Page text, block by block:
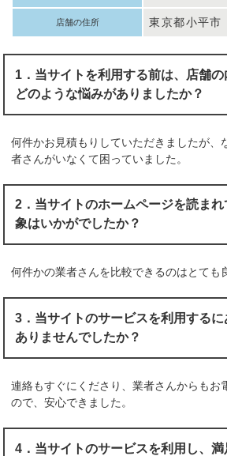
店舗の住所 東京都小平市
1．当サイトを利用する前は、店舗の
どのような悩みがありましたか？
何件かお見積もりしていただきましたが、
者さんがいなくて困っていました。
2．当サイトのホームページを読ま
象はいかがでしたか？
何件かの業者さんを比較できるのはとても
3．当サイトのサービスを利用する
ありませんでしたか？
連絡もすぐにくださり、業者さんからもお
ので、安心できました。
4．当サイトのサービスを利用し、